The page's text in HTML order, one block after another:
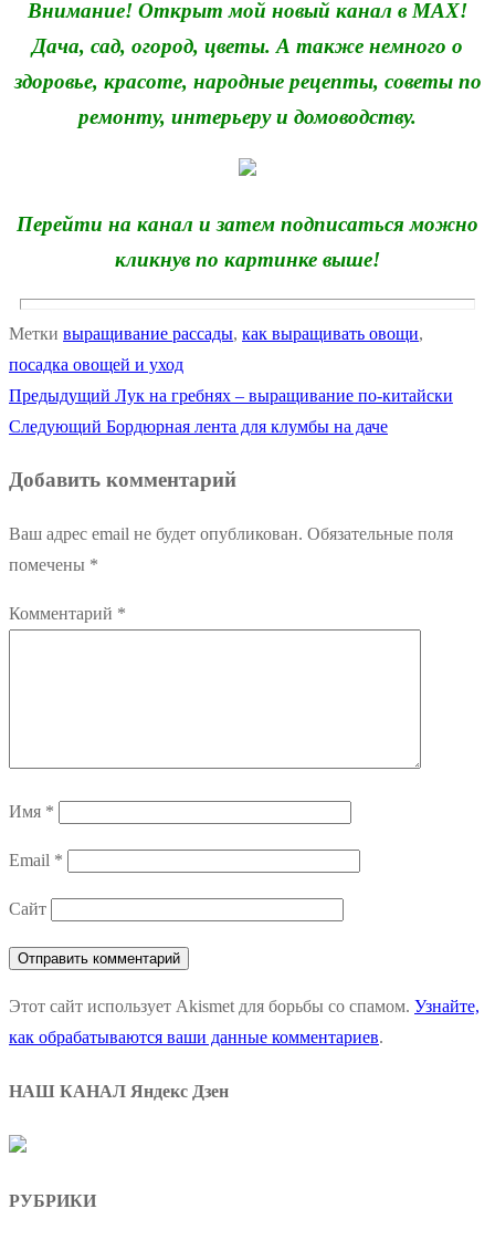
Внимание! Открыт мой новый канал в MAX!
Дача, сад, огород, цветы. А также немного о
здоровье, красоте, народные рецепты, советы по
ремонту, интерьеру и домоводству.
Перейти на канал и затем подписаться можно
кликнув по картинке выше!
Метки выращивание рассады, как выращивать овощи,
посадка овощей и уход
Навигация
записям
Предыдущий Предыдущая
запись:
Лук на гребнях – выращивание по-китайски
Следующий Следующая
Бордюрная лента для клумбы на даче
Добавить комментарий
Ваш адрес email не будет опубликован. Обязательные поля
помечены *
Комментарий *
Имя *
Email *
Сайт
Этот сайт использует Akismet для борьбы со спамом. Узнайте,
как обрабатываются ваши данные комментариев.
НАШ КАНАЛ Яндекс Дзен
РУБРИКИ